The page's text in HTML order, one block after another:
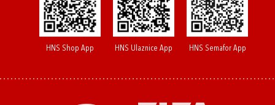
HNS Shop App HNS Ulaznice App HNS Semafor App